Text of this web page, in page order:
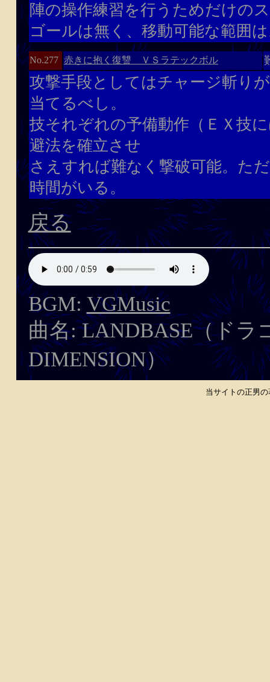
陣の操作練習を行うためだけの
ゴールは無く、移動可能な範囲
No.277 赤きに抱く復讐 ＶＳラテックボル
攻撃手段としてはチャージ斬り
当てるべし。
技それぞれの予備動作（ＥＸ技
避法を確立させ
さえすれば難なく撃破可能。た
時間がいる。
戻る
BGM: VGMusic
曲名: LANDBASE（ドラ
DIMENSION）
当サイトの正男